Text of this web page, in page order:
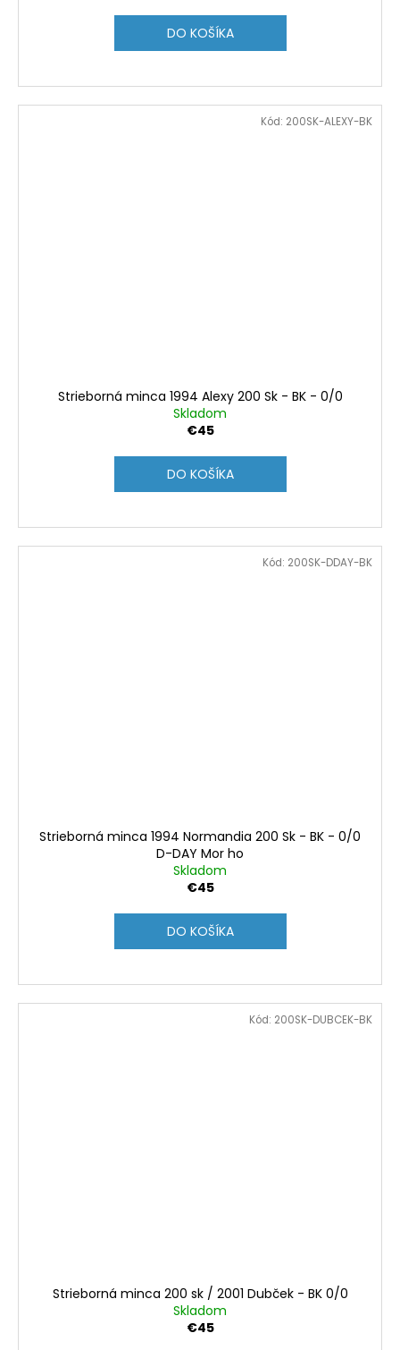
DO KOŠÍKA
Strieborná minca 1994 Alexy 200 Sk - BK - 0/0
Skladom
€45
DO KOŠÍKA
Kód: 200SK-ALEXY-BK
Strieborná minca 1994 Normandia 200 Sk - BK - 0/0
D-DAY Mor ho
Skladom
€45
DO KOŠÍKA
Kód: 200SK-DDAY-BK
Strieborná minca 200 sk / 2001 Dubček - BK 0/0
Skladom
€45
Kód: 200SK-DUBCEK-BK